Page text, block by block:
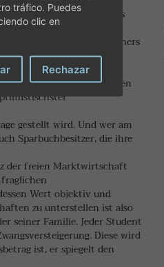
Beschluss
im Interesse des Schuldners
Vermögen des
selbst zuschlagen
gestellt wird. Und wer am
Sparbuchbesitzer, die ihre
der freien Marktwirtschaft
Wert objektiv und
zu unterstellen ist also
seiner Familie. Jeder Student
Diese wird
ist, er spiegelt den
tráfico. Puedes
clic en
Rechazar